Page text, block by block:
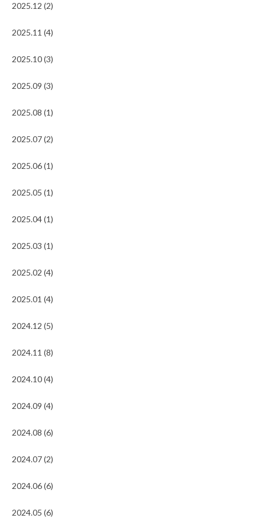
2025.12 (2)
2025.11 (4)
2025.10 (3)
2025.09 (3)
2025.08 (1)
2025.07 (2)
2025.06 (1)
2025.05 (1)
2025.04 (1)
2025.03 (1)
2025.02 (4)
2025.01 (4)
2024.12 (5)
2024.11 (8)
2024.10 (4)
2024.09 (4)
2024.08 (6)
2024.07 (2)
2024.06 (6)
2024.05 (6)